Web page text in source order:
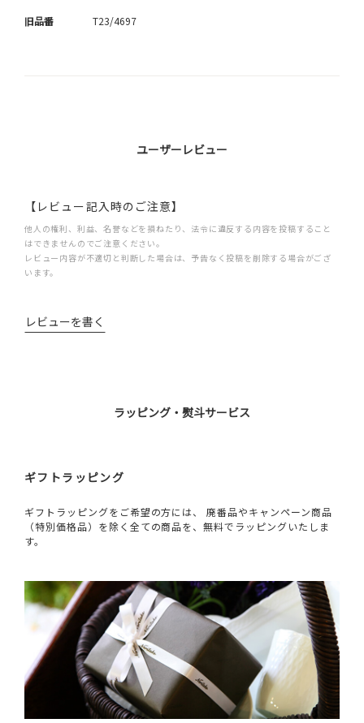
旧品番 T23/4697
ユーザーレビュー
【レビュー記入時のご注意】
他人の権利、利益、名誉などを損ねたり、法令に違反する内容を投稿すること
はできませんのでご注意ください。
レビュー内容が不適切と判断した場合は、予告なく投稿を削除する場合がござ
います。
レビューを書く
ラッピング・熨斗サービス
ギフトラッピング
ギフトラッピングをご希望の方には、 廃番品やキャンペーン商品
（特別価格品）を除く全ての商品を、無料でラッピングいたしま
す。